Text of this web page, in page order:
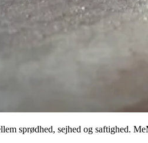
sprødhed, sejhed og saftighed.